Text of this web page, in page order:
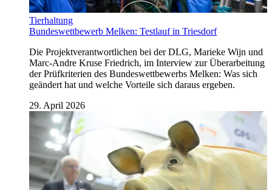
Tierhaltung
Bundeswettbewerb Melken: Testlauf in Triesdorf
Die Projektverantwortlichen bei der DLG, Marieke Wijn und
Marc-Andre Kruse Friedrich, im Interview zur Überarbeitung
der Prüfkriterien des Bundeswettbewerbs Melken: Was sich
geändert hat und welche Vorteile sich daraus ergeben.
29. April 2026